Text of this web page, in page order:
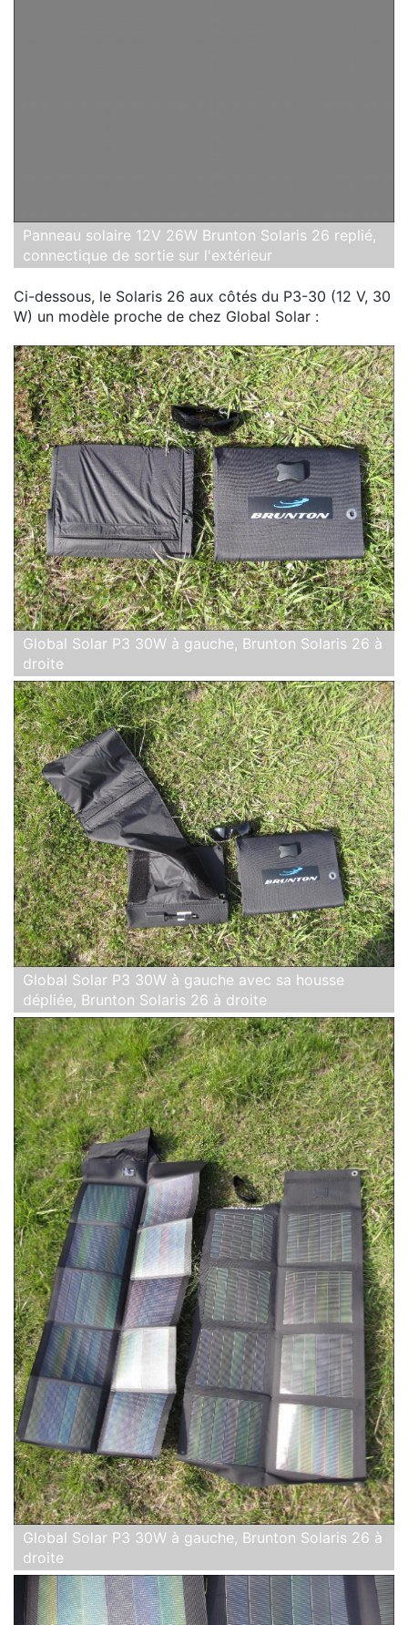
Panneau solaire 12V 26W Brunton Solaris 26 replié,
connectique de sortie sur l'extérieur
Ci-dessous, le Solaris 26 aux côtés du P3-30 (12 V, 30
W) un modèle proche de chez Global Solar :
Global Solar P3 30W à gauche, Brunton Solaris 26 à
droite
Global Solar P3 30W à gauche avec sa housse
dépliée, Brunton Solaris 26 à droite
Global Solar P3 30W à gauche, Brunton Solaris 26 à
droite